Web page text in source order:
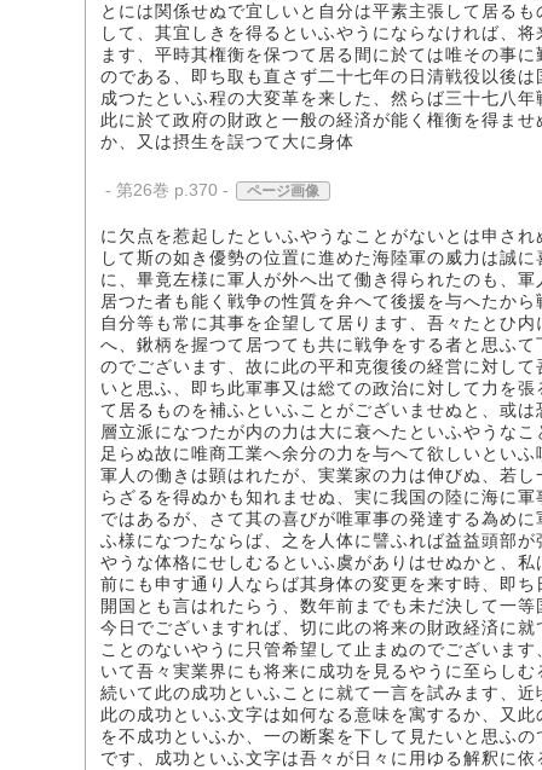
とには関係せぬで宜しいと自分は平素主張して居る
して、其宜しきを得るといふやうにならなければ、
ます、平時其権衡を保つて居る間に於ては唯その事
のである、即ち取も直さず二十七年の日清戦役以後
成つたといふ程の大変革を来した、然らば三十七八
此に於て政府の財政と一般の経済が能く権衡を得ま
か、又は摂生を誤つて大に身体
- 第26巻 p.370 - ページ画像
に欠点を惹起したといふやうなことがないとは申さ
して斯の如き優勢の位置に進めた海陸軍の威力は誠
に、畢竟左様に軍人が外へ出て働き得られたのも、
居つた者も能く戦争の性質を弁へて後援を与へたか
自分等も常に其事を企望して居ります、吾々たとひ
へ、鍬柄を握つて居つても共に戦争をする者と思ふ
のでございます、故に此の平和克復後の経営に対し
いと思ふ、即ち此軍事又は総ての政治に対して力を
て居るものを補ふといふことがございませぬと、或
層立派になつたが内の力は大に衰へたといふやうな
足らぬ故に唯商工業へ余分の力を与へて欲しいとい
軍人の働きは顕はれたが、実業家の力は伸びぬ、若
らざるを得ぬかも知れませぬ、実に我国の陸に海に
ではあるが、さて其の喜びが唯軍事の発達する為め
ふ様になつたならば、之を人体に譬ふれば益益頭部
やうな体格にせしむるといふ虞がありはせぬかと、
前にも申す通り人ならば其身体の変更を来す時、即
開国とも言はれたらう、数年前までも未だ決して一
今日でございますれば、切に此の将来の財政経済に
ことのないやうに只管希望して止まぬのでございま
いて吾々実業界にも将来に成功を見るやうに至らし
続いて此の成功といふことに就て一言を試みます、
此の成功といふ文字は如何なる意味を寓するか、又
を不成功といふか、一の断案を下して見たいと思ふ
です、成功といふ文字は吾々が日々に用ゆる解釈に